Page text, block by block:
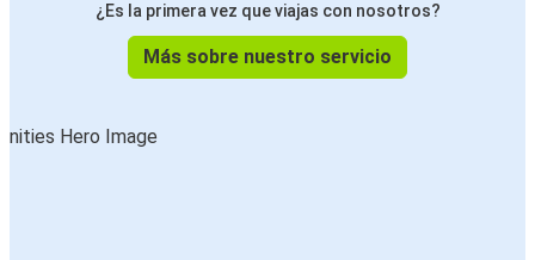
¿Es la primera vez que viajas con nosotros?
Más sobre nuestro servicio